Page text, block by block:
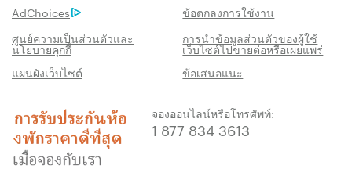
AdChoices
ข้อตกลงการใช้งาน
ศูนย์ความเป็นส่วนตัวและ
นโยบายคุกกี้
การนำข้อมูลส่วนตัวของผู้ใช้
เว็บไซต์ไปขายต่อหรือเผยแพร่
แผนผังเว็บไซต์
ข้อเสนอแนะ
จองออนไลน์หรือโทรศัพท์:
1 877 834 3613
การรับประกันห้องพักราคาดีที่สุด
เราสัญญาว่าคุณจะได้รับราคาต่ำที่สุดทาง
ออนไลน์ มิฉะนั้น เราจะปรับให้ตรงกับราคาที่ถูก
กว่า พร้อมให้คะแนน IHG® One Rewards แก่
รับประกันการจองทางออนไลน์
รับประกันห้องพักของคุณแล้ว